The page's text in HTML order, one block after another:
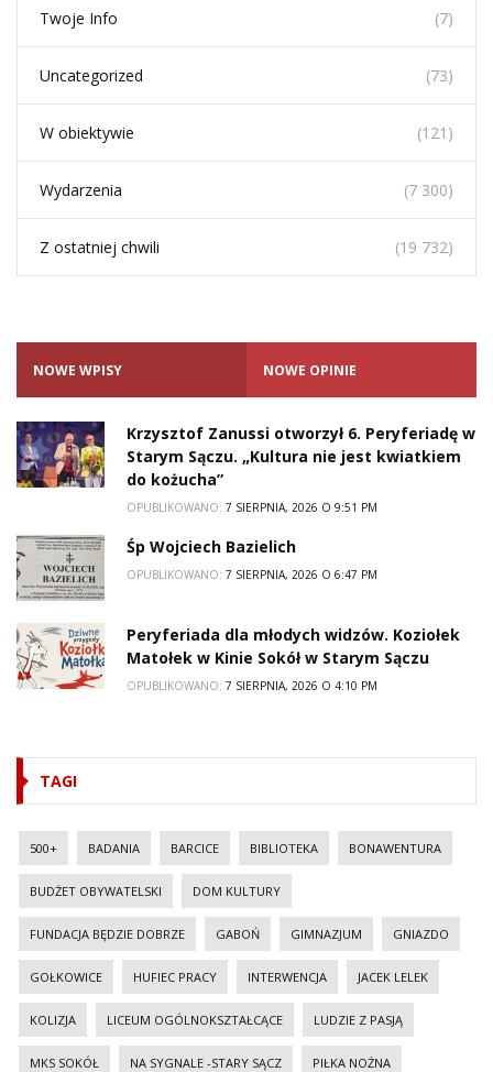
Twoje Info (7)
Uncategorized (73)
W obiektywie (121)
Wydarzenia (7 300)
Z ostatniej chwili (19 732)
NOWE WPISY NOWE OPINIE
Krzysztof Zanussi otworzył 6. Peryferiadę w
Starym Sączu. „Kultura nie jest kwiatkiem
do kożucha”
OPUBLIKOWANO: 7 SIERPNIA, 2026 O 9:51 PM
Śp Wojciech Bazielich
OPUBLIKOWANO: 7 SIERPNIA, 2026 O 6:47 PM
Peryferiada dla młodych widzów. Koziołek
Matołek w Kinie Sokół w Starym Sączu
OPUBLIKOWANO: 7 SIERPNIA, 2026 O 4:10 PM
TAGI
500+ BADANIA BARCICE BIBLIOTEKA BONAWENTURA
BUDŻET OBYWATELSKI DOM KULTURY
FUNDACJA BĘDZIE DOBRZE GABOŃ GIMNAZJUM GNIAZDO
GOŁKOWICE HUFIEC PRACY INTERWENCJA JACEK LELEK
KOLIZJA LICEUM OGÓLNOKSZTAŁCĄCE LUDZIE Z PASJĄ
MKS SOKÓŁ NA SYGNALE -STARY SĄCZ PIŁKA NOŻNA